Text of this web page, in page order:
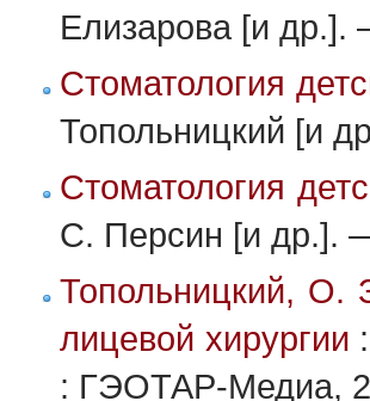
Елизарова [и
Стоматология
Топольницкий [и
Стоматология
С. Персин [и др.].
Топольницкий, О.
лицевой хирургии
: ГЭОТАР-Медиа,